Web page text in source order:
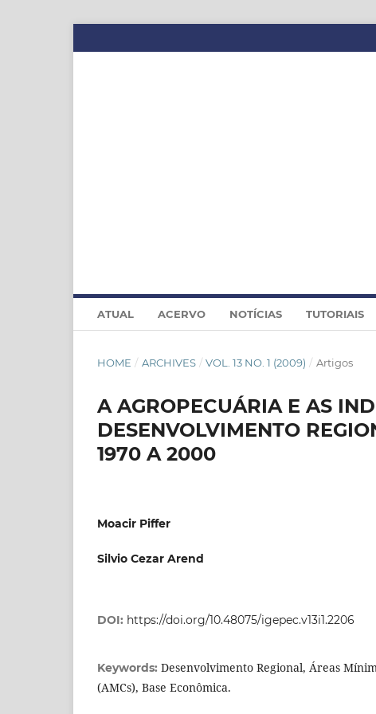
ATUAL ACERVO NOTÍCIAS TUTORIAIS
HOME / ARCHIVES / VOL. 13 NO. 1 (2009) / Artigos
A AGROPECUÁRIA E AS
DESENVOLVIMENTO
1970 A 2000
Moacir Piffer
Silvio Cezar Arend
DOI: https://doi.org/10.48075/igepec.v13i1.2206
Keywords: Desenvolvimento Regional, Áreas
(AMCs), Base Econômica.